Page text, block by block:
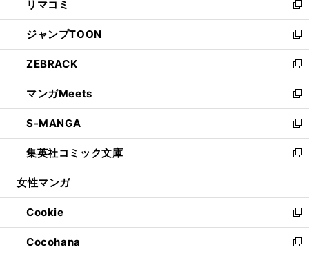
で
開
く
ド
ウ
で
開
く
ィ
ン
ド
ウ
で
開
く
い
ウ
ィ
ン
ド
ウ
で
開
く
リマコミ
新
し
い
ウ
ィ
ン
ド
ウ
で
開
く
ジャンプTOON
新
し
い
ウ
ィ
ン
ド
ウ
で
開
ZEBRACK
新
し
い
ウ
ィ
ン
ド
ウ
開
く
マンガMeets
新
し
い
ウ
ィ
ン
ウ
で
開
く
S-MANGA
新
し
い
ウ
ン
ド
ウ
で
開
集英社コミック文庫
新
し
ウ
ィ
ン
ド
ウ
女性マンガ
Cookie
新
し
い
ウ
Cocohana
新
し